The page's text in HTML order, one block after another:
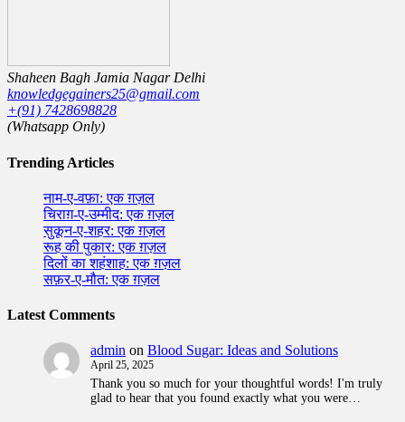
Shaheen Bagh Jamia Nagar Delhi
knowledgegainers25@gmail.com
+(91) 7428698828
(Whatsapp Only)
Trending Articles
नाम-ए-वफ़ा: एक ग़ज़ल
चिराग़-ए-उम्मीद: एक ग़ज़ल
सुकून-ए-शहर: एक ग़ज़ल
रूह की पुकार: एक ग़ज़ल
दिलों का शहंशाह: एक ग़ज़ल
सफ़र-ए-मौत: एक ग़ज़ल
Latest Comments
admin on Blood Sugar: Ideas and Solutions
April 25, 2025
Thank you so much for your thoughtful words! I'm truly
glad to hear that you found exactly what you were…